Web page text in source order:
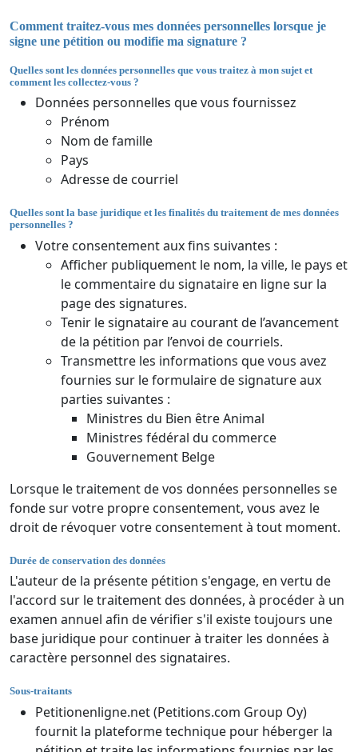
Comment traitez-vous mes données personnelles lorsque je
signe une pétition ou modifie ma signature ?
Quelles sont les données personnelles que vous traitez à mon sujet et
comment les collectez-vous ?
Données personnelles que vous fournissez
Prénom
Nom de famille
Pays
Adresse de courriel
Quelles sont la base juridique et les finalités du traitement de mes données
personnelles ?
Votre consentement aux fins suivantes :
Afficher publiquement le nom, la ville, le pays et
le commentaire du signataire en ligne sur la
page des signatures.
Tenir le signataire au courant de l’avancement
de la pétition par l’envoi de courriels.
Transmettre les informations que vous avez
fournies sur le formulaire de signature aux
parties suivantes :
Ministres du Bien être Animal
Ministres fédéral du commerce
Gouvernement Belge
Lorsque le traitement de vos données personnelles se
fonde sur votre propre consentement, vous avez le
droit de révoquer votre consentement à tout moment.
Durée de conservation des données
L'auteur de la présente pétition s'engage, en vertu de
l'accord sur le traitement des données, à procéder à un
examen annuel afin de vérifier s'il existe toujours une
base juridique pour continuer à traiter les données à
caractère personnel des signataires.
Sous-traitants
Petitionenligne.net (Petitions.com Group Oy)
fournit la plateforme technique pour héberger la